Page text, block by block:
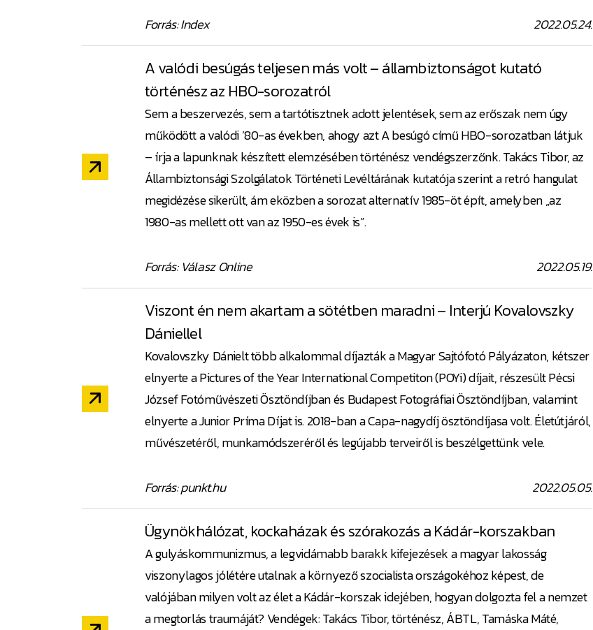
Forrás: Index 2022.05.24.
A valódi besúgás teljesen más volt – állambiztonságot kutató
történész az HBO-sorozatról
Sem a beszervezés, sem a tartótisztnek adott jelentések, sem az erőszak nem úgy
működött a valódi ’80-as években, ahogy azt A besúgó című HBO-sorozatban látjuk
– írja a lapunknak készített elemzésében történész vendégszerzőnk. Takács Tibor, az
Állambiztonsági Szolgálatok Történeti Levéltárának kutatója szerint a retró hangulat
megidézése sikerült, ám eközben a sorozat alternatív 1985-öt épít, amelyben „az
1980-as mellett ott van az 1950-es évek is”.
Forrás: Válasz Online 2022.05.19.
Viszont én nem akartam a sötétben maradni – Interjú Kovalovszky
Dániellel
Kovalovszky Dánielt több alkalommal díjazták a Magyar Sajtófotó Pályázaton, kétszer
elnyerte a Pictures of the Year International Competiton (POYi) díjait, részesült Pécsi
József Fotóművészeti Ösztöndíjban és Budapest Fotográfiai Ösztöndíjban, valamint
elnyerte a Junior Príma Díjat is. 2018-ban a Capa-nagydíj ösztöndíjasa volt. Életútjáról,
művészetéről, munkamódszeréről és legújabb terveiről is beszélgettünk vele.
Forrás: punkt.hu 2022.05.05.
Ügynökhálózat, kockaházak és szórakozás a Kádár-korszakban
A gulyáskommunizmus, a legvidámabb barakk kifejezések a magyar lakosság
viszonylagos jólétére utalnak a környező szocialista országokéhoz képest, de
valójában milyen volt az élet a Kádár-korszak idejében, hogyan dolgozta fel a nemzet
a megtorlás traumáját? Vendégek: Takács Tibor, történész, ÁBTL, Tamáska Máté,